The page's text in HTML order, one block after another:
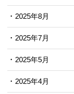
2025年8月
2025年7月
2025年5月
2025年4月